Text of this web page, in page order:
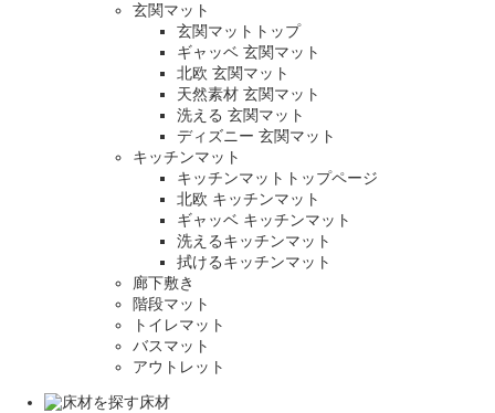
玄関マット
玄関マットトップ
ギャッベ 玄関マット
北欧 玄関マット
天然素材 玄関マット
洗える 玄関マット
ディズニー 玄関マット
キッチンマット
キッチンマットトップページ
北欧 キッチンマット
ギャッベ キッチンマット
洗えるキッチンマット
拭けるキッチンマット
廊下敷き
階段マット
トイレマット
バスマット
アウトレット
床材